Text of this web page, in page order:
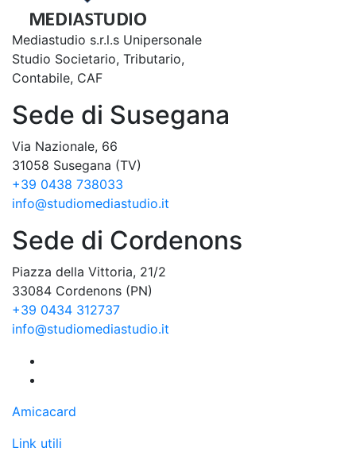
Mediastudio s.r.l.s Unipersonale
Studio Societario, Tributario,
Contabile, CAF
Sede di Susegana
Via Nazionale, 66
31058 Susegana (TV)
+39 0438 738033
info@studiomediastudio.it
Sede di Cordenons
Piazza della Vittoria, 21/2
33084 Cordenons (PN)
+39 0434 312737
info@studiomediastudio.it
Amicacard
Link utili